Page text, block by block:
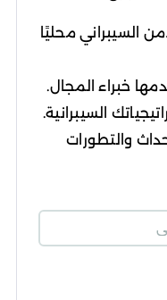
السيبراني محليًا
خبراء المجال.
السيبرانية.
والتطورات